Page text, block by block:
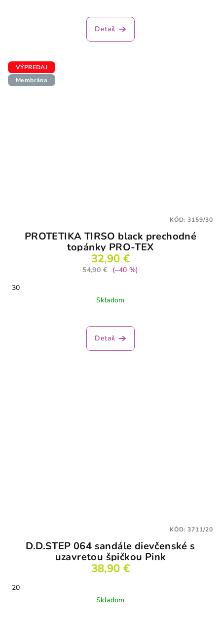
Detail
VÝPREDAJ
Membrána
PROTETIKA TIRSO black prechodné
topánky PRO-TEX
32,90 €
54,90 €
(–40 %)
30
Skladom
Detail
KÓD:3159/30
D.D.STEP 064 sandále dievčenské s
uzavretou špičkou Pink
38,90 €
20
Skladom
KÓD:3711/20